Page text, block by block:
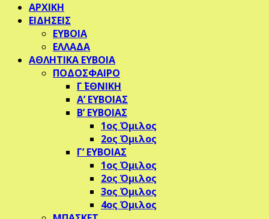
ΑΡΧΙΚΗ
ΕΙΔΗΣΕΙΣ
ΕΥΒΟΙΑ
ΕΛΛΑΔΑ
ΑΘΛΗΤΙΚΑ ΕΥΒΟΙΑ
ΠΟΔΟΣΦΑΙΡΟ
Γ΄ ΕΘΝΙΚΗ
Α’ ΕΥΒΟΙΑΣ
Β’ ΕΥΒΟΙΑΣ
1ος Όμιλος
2ος Όμιλος
Γ’ ΕΥΒΟΙΑΣ
1ος Όμιλος
2ος Όμιλος
3ος Όμιλος
4ος Όμιλος